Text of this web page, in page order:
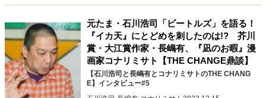
ライフスタイル・生き方
40代からの景色 50代のリアル
美しさの哲学
パートナーとの歩み方
親になるということ
病が教えてくれたこと
移住という選択
熱狂できるもの
一生モノの愛用品
私を彩るエッセンス
60代のネクストステージ
元たま・石川浩司「ビートルズ」を語る！
『イカ天』にとどめを刺したのは!? 芥川
賞・大江賞作家・長嶋有、『凪のお暇』漫
画家コナリミサト【THE CHANGE鼎談】
【石川浩司と長嶋有とコナリミサトのTHE CHANG
E】インタビュー#5